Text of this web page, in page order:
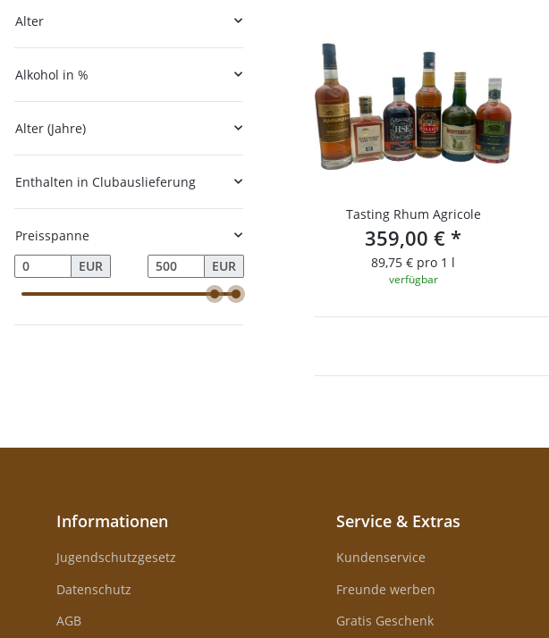
Tasting Rhum Agricole
359,00 € *
89,75 € pro 1 l
verfügbar
Alter
Alkohol in %
Alter (Jahre)
Enthalten in Clubauslieferung
Preisspanne
EUR
EUR
Informationen
Jugendschutzgesetz
Datenschutz
AGB
Service & Extras
Kundenservice
Freunde werben
Gratis Geschenk